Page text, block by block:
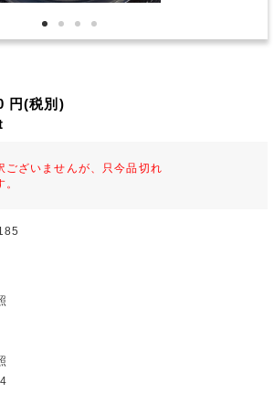
円(税別)
ございませんが、只今品切れ
。